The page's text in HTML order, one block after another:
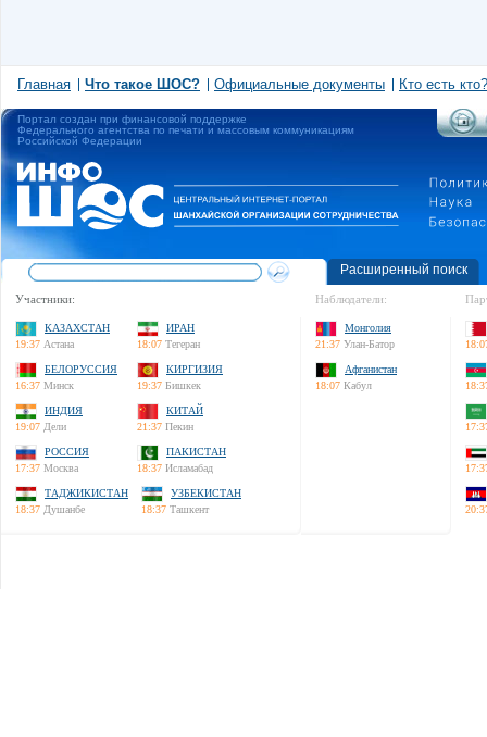
Главная Что такое ШОС? Официальные документы Кто есть кто?
Портал создан при финансовой поддержке
Федерального агентства по печати и массовым коммуникациям
Российской Федерации
Расширенный поиск
Участники:
КАЗАХСТАН
19:37 Астана
ИРАН
18:07 Тегеран
БЕЛОРУССИЯ
16:37 Минск
КИРГИЗИЯ
19:37 Бишкек
ИНДИЯ
19:07 Дели
КИТАЙ
21:37 Пекин
РОССИЯ
17:37 Москва
ПАКИСТАН
18:37 Исламабад
ТАДЖИКИСТАН
18:37 Душанбе
УЗБЕКИСТАН
18:37 Ташкент
Наблюдатели:
Монголия
21:37 Улан-Батор
Афганистан
18:07 Кабул